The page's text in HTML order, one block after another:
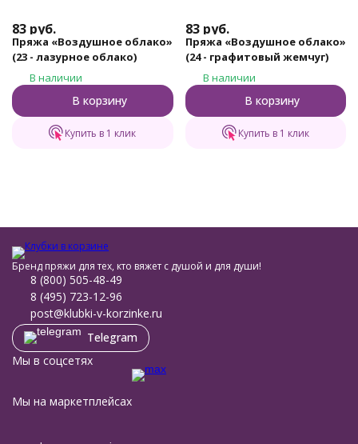
83 руб.
Пряжа «Воздушное облако»
(23 - лазурное облако)
В наличии
В корзину
Купить в 1 клик
83 руб.
Пряжа «Воздушное облако»
(24 - графитовый жемчуг)
В наличии
В корзину
Купить в 1 клик
Бренд пряжи для тех, кто вяжет с душой и для души!
8 (800) 505-48-49
8 (495) 723-12-96
post@klubki-v-korzinke.ru
Telegram
Мы в соцсетях
Мы на маркетплейсах